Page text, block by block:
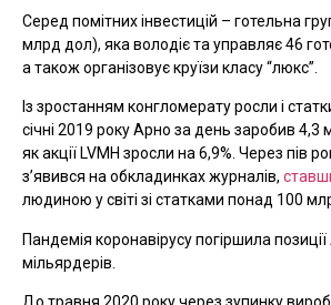
Серед помітних інвестицій – готельна
млрд дол), яка володіє та управляє 46
а також організовує круїзи класу “люкс”.
Із зростанням конгломерату росли і
січні 2019 року Арно за день заробив 4,3
як акції LVMH зросли на 6,9%. Через пів
з’явився на обкладинках журналів,
людиною у світі зі статками понад 100
Пандемія коронавірусу погіршила
мільярдерів.